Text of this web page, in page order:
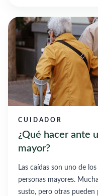
CUIDADOR
¿Qué hacer ante
mayor?
Las caídas son uno de
personas mayores.
susto, pero otras pueden